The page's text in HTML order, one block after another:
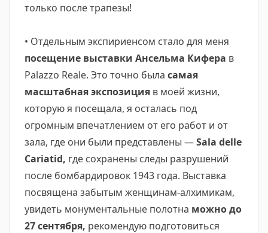
только после трапезы!
• Отдельным экспириенсом стало для меня
посещение выставки Ансельма Кифера в
Palazzo Reale. Это точно была самая
масштабная экспозиция в моей жизни,
которую я посещала, я осталась под
огромным впечатлением от его работ и от
зала, где они были представлены —Sala delle
Cariatid, где сохранены следы разрушений
после бомбардировок 1943 года. Выставка
посвящена забытым женщинам-алхимикам,
увидеть монументальные полотна можно до
27 сентября, рекомендую подготовиться